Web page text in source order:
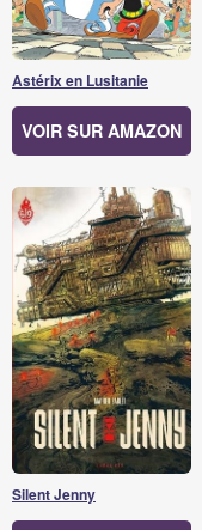
Astérix en Lusitanie
VOIR SUR AMAZON
Silent Jenny